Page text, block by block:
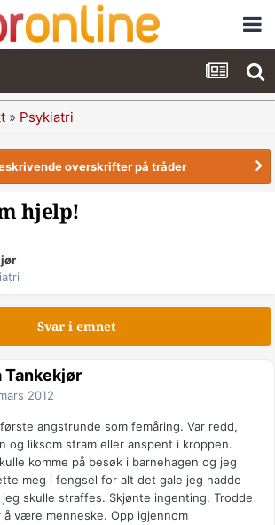
» Psykiatri
overskrifter på tråder
hjelp!
Svar i emnet
Tankekjør
2012
angstrunde som femåring. Var redd,
og liksom stram eller anspent i kroppen.
komme på besøk i barnehagen og jeg
meg i fengsel for alt det gale jeg hadde
skulle straffes. Skjønte ingenting. Trodde
være menneske. Opp igjennom